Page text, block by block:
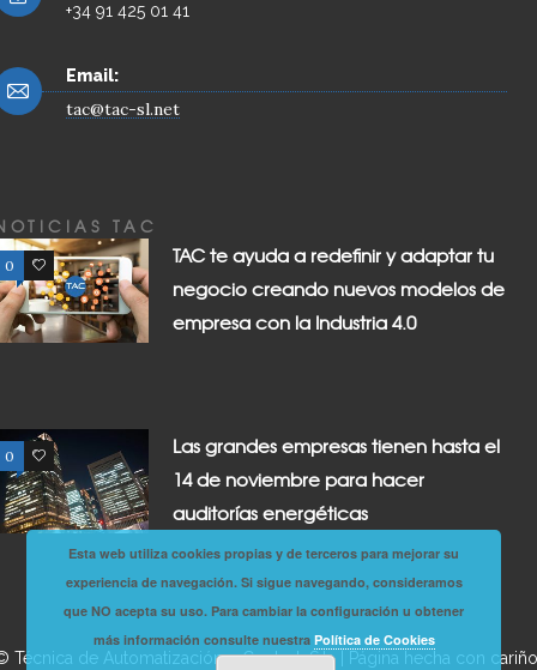
+34 91 425 01 41
Email:
tac@tac-sl.net
TAC
0 0
TAC te ayuda a redefinir y adaptar tu
negocio creando nuevos modelos de
empresa con la Industria 4.0
0 0
Las grandes empresas tienen hasta el
14 de noviembre para hacer
auditorías energéticas
Técnica de Automatización y Control, S.L. | Página hecha con cariño
Esta web utiliza cookies propias y de terceros para mejorar su
experiencia de navegación. Si sigue navegando, consideramos
que NO acepta su uso. Para cambiar la configuración u obtener
más información consulte nuestra Política de Cookies